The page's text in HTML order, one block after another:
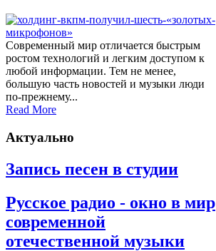
Современный мир отличается быстрым
ростом технологий и легким доступом к
любой информации. Тем не менее,
большую часть новостей и музыки люди
по-прежнему...
Read More
Актуально
Запись песен в студии
Русское радио - окно в мир
современной
отечественной музыки